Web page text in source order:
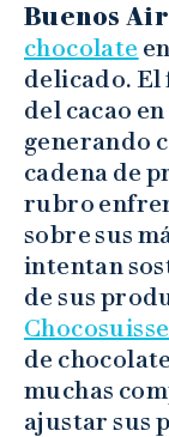
Buenos
chocolate en
delicado. El
del cacao
generando
cadena de
rubro
sobre sus
intentan
de sus
Chocosuisse
de
muchas
ajustar sus